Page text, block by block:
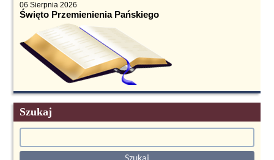
06 Sierpnia 2026
Święto Przemienienia Pańskiego
Szukaj